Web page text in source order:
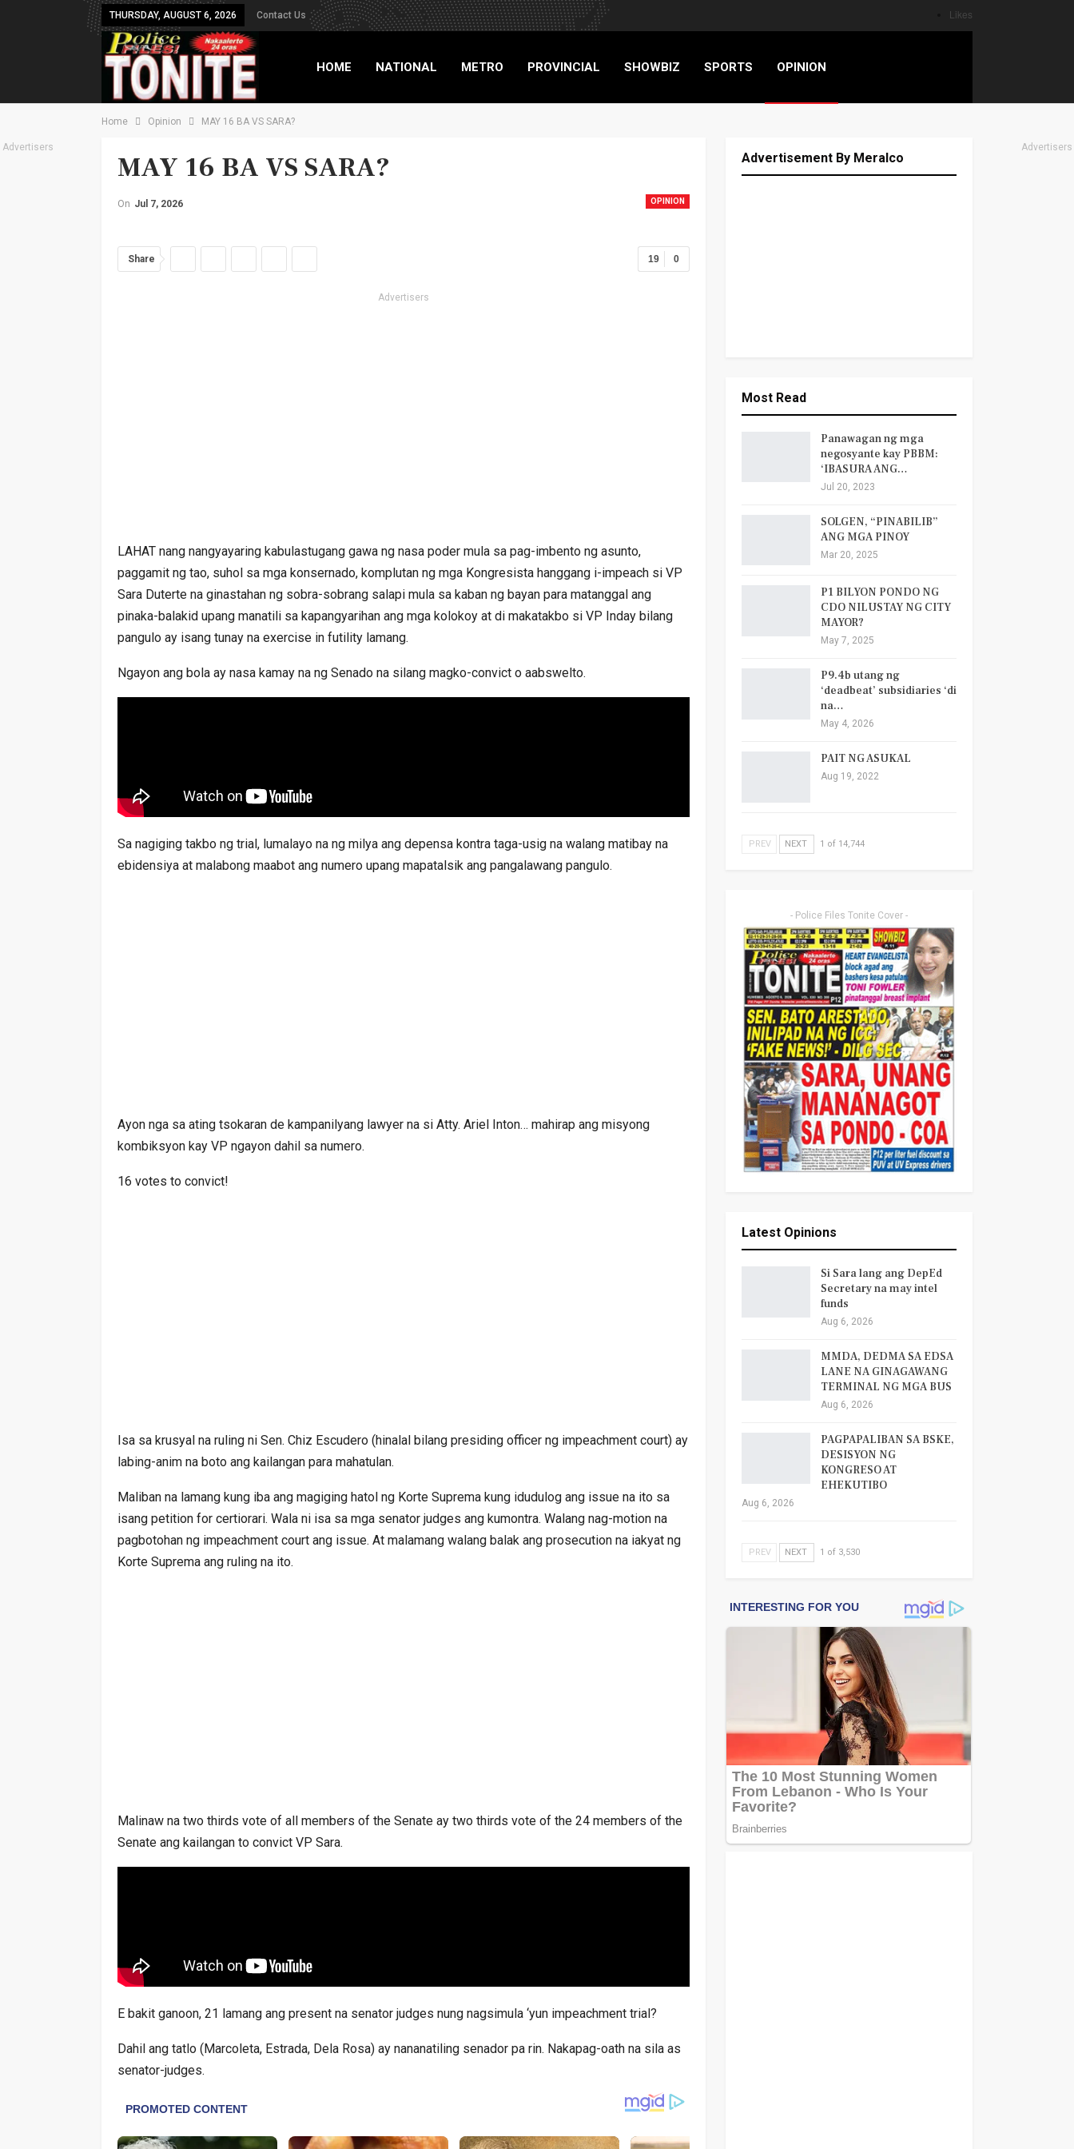
Likes
THURSDAY, AUGUST 6, 2026 Contact Us
HOME NATIONAL METRO PROVINCIAL SHOWBIZ SPORTS OPINION
Home Opinion MAY 16 BA VS SARA?
Advertisers Advertisers
MAY 16 BA VS SARA?
OPINION
On Jul 7, 2026
0
19
Share
Advertisers
LAHAT nang nangyayaring kabulastugang gawa ng nasa poder mula sa pag-imbento ng asunto,
paggamit ng tao, suhol sa mga konsernado, komplutan ng mga Kongresista hanggang i-impeach si VP
Sara Duterte na ginastahan ng sobra-sobrang salapi mula sa kaban ng bayan para matanggal ang
pinaka-balakid upang manatili sa kapangyarihan ang mga kolokoy at di makatakbo si VP Inday bilang
pangulo ay isang tunay na exercise in futility lamang.
Ngayon ang bola ay nasa kamay na ng Senado na silang magko-convict o aabswelto.
Sa nagiging takbo ng trial, lumalayo na ng milya ang depensa kontra taga-usig na walang matibay na
ebidensiya at malabong maabot ang numero upang mapatalsik ang pangalawang pangulo.
Ayon nga sa ating tsokaran de kampanilyang lawyer na si Atty. Ariel Inton… mahirap ang misyong
kombiksyon kay VP ngayon dahil sa numero.
16 votes to convict!
Isa sa krusyal na ruling ni Sen. Chiz Escudero (hinalal bilang presiding officer ng impeachment court) ay
labing-anim na boto ang kailangan para mahatulan.
Maliban na lamang kung iba ang magiging hatol ng Korte Suprema kung idudulog ang issue na ito sa
isang petition for certiorari. Wala ni isa sa mga senator judges ang kumontra. Walang nag-motion na
pagbotohan ng impeachment court ang issue. At malamang walang balak ang prosecution na iakyat ng
Korte Suprema ang ruling na ito.
Malinaw na two thirds vote of all members of the Senate ay two thirds vote of the 24 members of the
Senate ang kailangan to convict VP Sara.
E bakit ganoon, 21 lamang ang present na senator judges nung nagsimula ‘yun impeachment trial?
Dahil ang tatlo (Marcoleta, Estrada, Dela Rosa) ay nananatiling senador pa rin. Nakapag-oath na sila as
senator-judges.
Advertisement By Meralco
Most Read
Panawagan ng mga
negosyante kay PBBM:
‘IBASURA ANG…
Jul 20, 2023
SOLGEN, “PINABILIB”
ANG MGA PINOY
Mar 20, 2025
P1 BILYON PONDO NG
CDO NILUSTAY NG CITY
MAYOR?
May 7, 2025
P9.4b utang ng
‘deadbeat’ subsidiaries ‘di
na…
May 4, 2026
PAIT NG ASUKAL
Aug 19, 2022
PREV NEXT 1 of 14,744
- Police Files Tonite Cover -
Latest Opinions
Si Sara lang ang DepEd
Secretary na may intel
funds
Aug 6, 2026
MMDA, DEDMA SA EDSA
LANE NA GINAGAWANG
TERMINAL NG MGA BUS
Aug 6, 2026
PAGPAPALIBAN SA BSKE,
DESISYON NG
KONGRESO AT
EHEKUTIBO
Aug 6, 2026
PREV NEXT 1 of 3,530